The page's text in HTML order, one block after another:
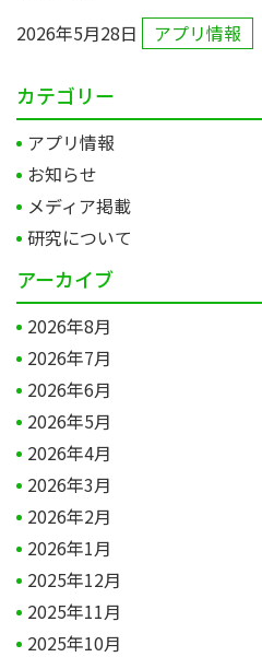
カテゴリー
アプリ情報
お知らせ
メディア掲載
研究について
アーカイブ
2026年8月
2026年7月
2026年6月
2026年5月
2026年4月
2026年3月
2026年2月
2026年1月
2025年12月
2025年11月
2025年10月
2026年5月28日
アプリ情報